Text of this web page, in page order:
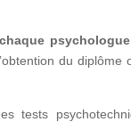
psychologue
du diplôme
tests